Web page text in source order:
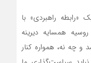
راهبردی» با
همسایه دیرینه
چه نه، همواره کنار